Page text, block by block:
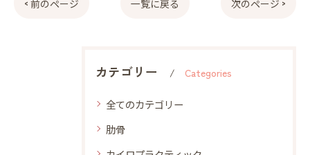
< 前のページ 一覧に戻る 次のページ >
カテゴリー Categories
全てのカテゴリー
肋骨